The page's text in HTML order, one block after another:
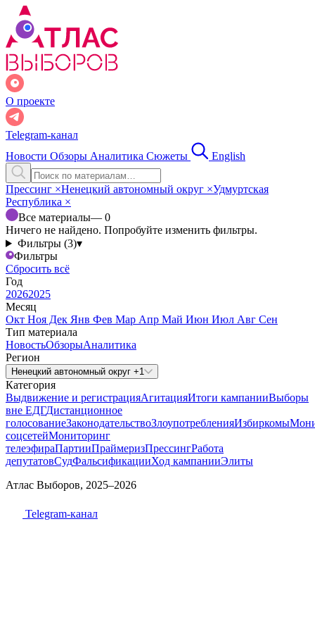
О проекте
Telegram-канал
Новости Обзоры Аналитика Сюжеты English
Прессинг ×Ненецкий автономный округ ×Удмуртская
Республика ×
Все материалы— 0
Ничего не найдено. Попробуйте изменить фильтры.
Фильтры (3)▾
Фильтры
Сбросить всё
Год
20262025
Месяц
Окт Ноя Дек Янв Фев Мар Апр Май Июн Июл Авг Сен
Тип материала
НовостьОбзорыАналитика
Регион
Ненецкий автономный округ +1
Категория
Выдвижение и регистрацияАгитацияИтоги кампанииВыборы
вне ЕДГДистанционное
голосованиеЗаконодательствоЗлоупотребленияИзбиркомы
соцсетейМониторинг
телеэфираПартииПраймеризПрессингРабота
депутатовСудФальсификацииХод кампанииЭлиты
Атлас Выборов, 2025–2026
Telegram-канал